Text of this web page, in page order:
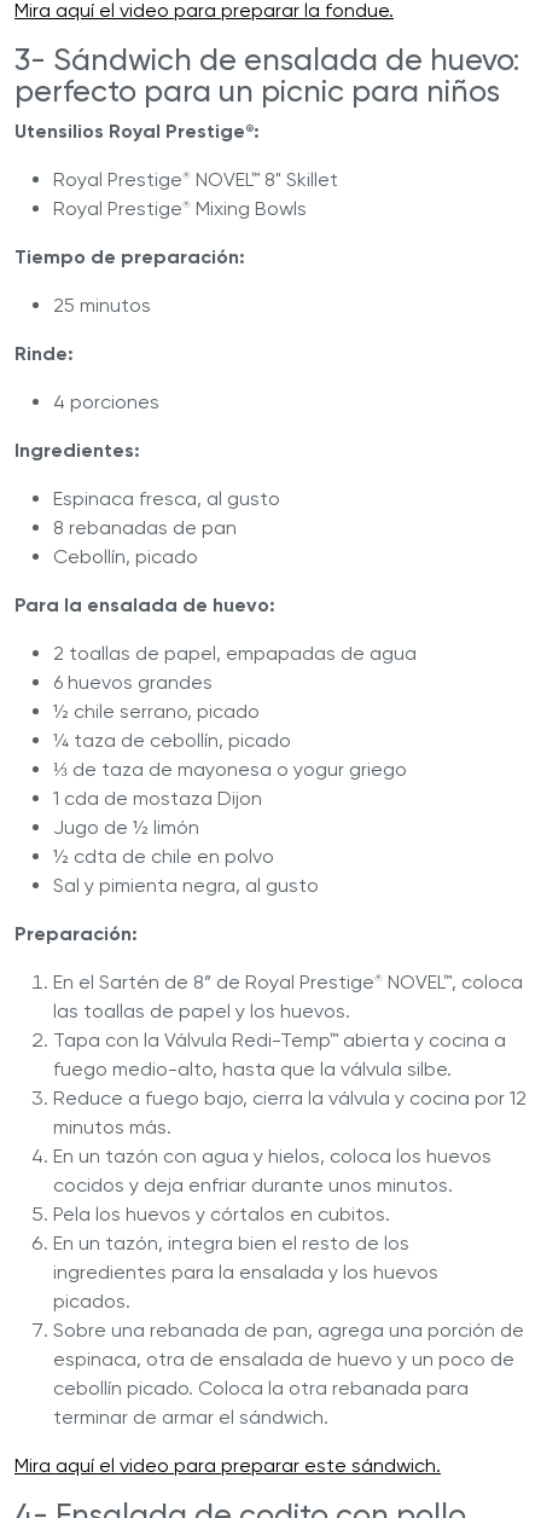
Mira aquí el video para preparar la fondue.
3- Sándwich de ensalada de huevo:
perfecto para un picnic para niños
Utensilios Royal Prestige ®:
Royal Prestige® NOVEL™ 8" Skillet
Royal Prestige® Mixing Bowls
Tiempo de preparación:
25 minutos
Rinde:
4 porciones
Ingredientes:
Espinaca fresca, al gusto
8 rebanadas de pan
Cebollín, picado
Para la ensalada de huevo:
2 toallas de papel, empapadas de agua
6 huevos grandes
½ chile serrano, picado
¼ taza de cebollín, picado
⅓ de taza de mayonesa o yogur griego
1 cda de mostaza Dijon
Jugo de ½ limón
½ cdta de chile en polvo
Sal y pimienta negra, al gusto
Preparación:
En el Sartén de 8” de Royal Prestige® NOVEL™, coloca
las toallas de papel y los huevos.
Tapa con la Válvula Redi-Temp™ abierta y cocina a
fuego medio-alto, hasta que la válvula silbe.
Reduce a fuego bajo, cierra la válvula y cocina por 12
minutos más.
En un tazón con agua y hielos, coloca los huevos
cocidos y deja enfriar durante unos minutos.
Pela los huevos y córtalos en cubitos.
En un tazón, integra bien el resto de los
ingredientes para la ensalada y los huevos
picados.
Sobre una rebanada de pan, agrega una porción de
espinaca, otra de ensalada de huevo y un poco de
cebollín picado. Coloca la otra rebanada para
terminar de armar el sándwich.
Mira aquí el video para preparar este sándwich.